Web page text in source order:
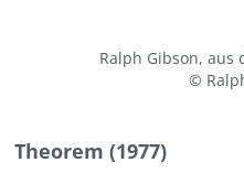
Ralph Gibson, aus
©
Theorem (1977)